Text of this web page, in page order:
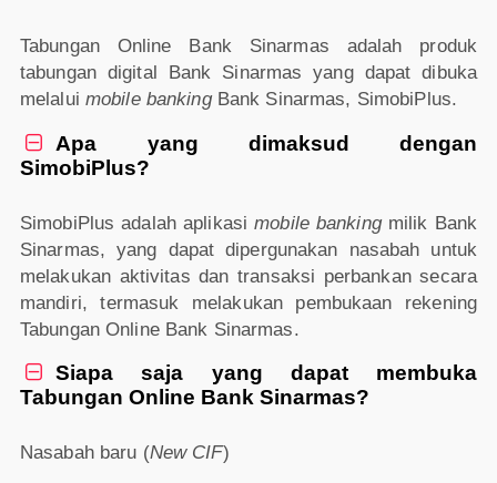
Tabungan Online Bank Sinarmas adalah produk
tabungan digital Bank Sinarmas yang dapat dibuka
melalui mobile bankingBank Sinarmas, SimobiPlus.

Apa yang dimaksud dengan
SimobiPlus?
SimobiPlus adalah aplikasimobile bankingmilik Bank
Sinarmas, yang dapat dipergunakan nasabah untuk
melakukan aktivitas dan transaksi perbankan secara
mandiri, termasuk melakukan pembukaan rekening
Tabungan Online Bank Sinarmas.

Siapa saja yang dapat membuka
Tabungan Online Bank Sinarmas?
Nasabah baru (New CIF)